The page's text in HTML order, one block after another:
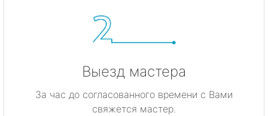
Выезд мастера
За час до согласованного времени с Вами
свяжется мастер.